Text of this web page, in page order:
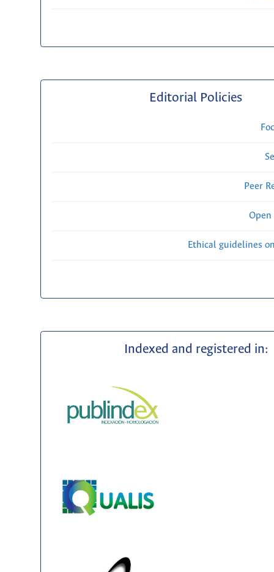
Editorial Policies
Peer
Open
Ethical guidelines
Indexed and registered in: